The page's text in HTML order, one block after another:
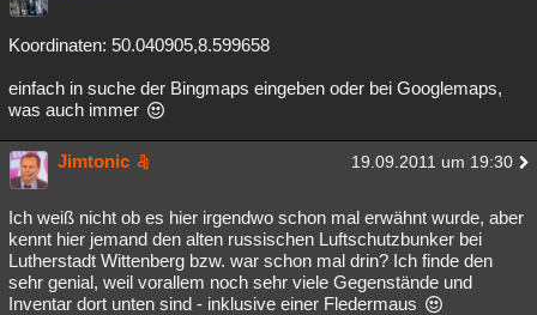
Koordinaten: 50.040905,8.599658
einfach in suche der Bingmaps eingeben oder bei Googlemaps,
was auch immer
Jimtonic 19.09.2011 um 19:30
Ich weiß nicht ob es hier irgendwo schon mal erwähnt wurde, aber
kennt hier jemand den alten russischen Luftschutzbunker bei
Lutherstadt Wittenberg bzw. war schon mal drin? Ich finde den
sehr genial, weil vorallem noch sehr viele Gegenstände und
Inventar dort unten sind - inklusive einer Fledermaus